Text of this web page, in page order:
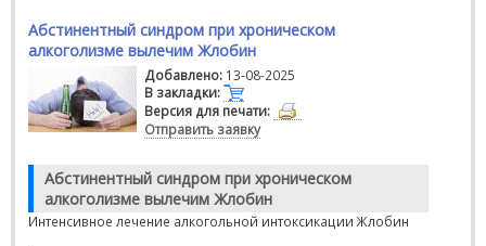
Абстинентный синдром при хроническом
алкоголизме вылечим Жлобин
Добавлено: 13-08-2025
В закладки:
Версия для печати:
Отправить заявку
Абстинентный синдром при хроническом
алкоголизме вылечим Жлобин
Интенсивное лечение алкогольной интоксикации Жлобин